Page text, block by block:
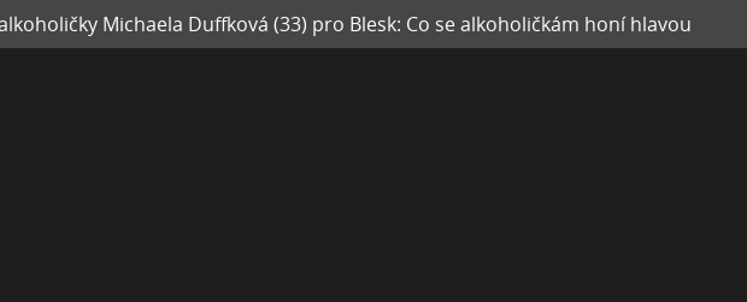
Michaela Duffková (33) pro Blesk: Co se alkoholičkám honí hlavou